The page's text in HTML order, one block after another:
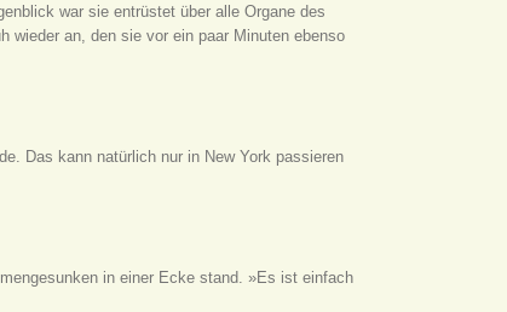
war sie entrüstet über alle Organe des
wieder an, den sie vor ein paar Minuten ebenso
Das kann natürlich nur in New York passieren
in einer Ecke stand. »Es ist einfach